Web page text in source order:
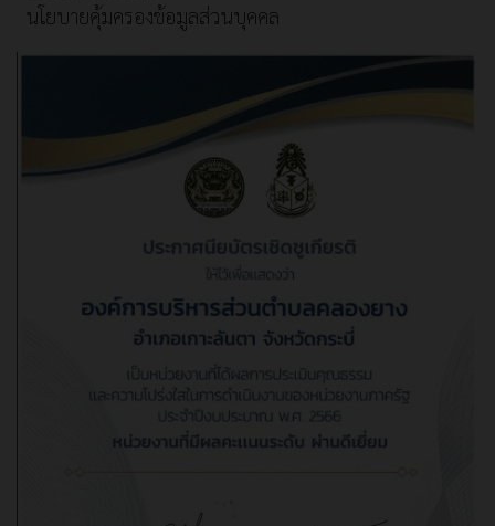
นโยบายคุ้มครองข้อมูลส่วนบุคคล